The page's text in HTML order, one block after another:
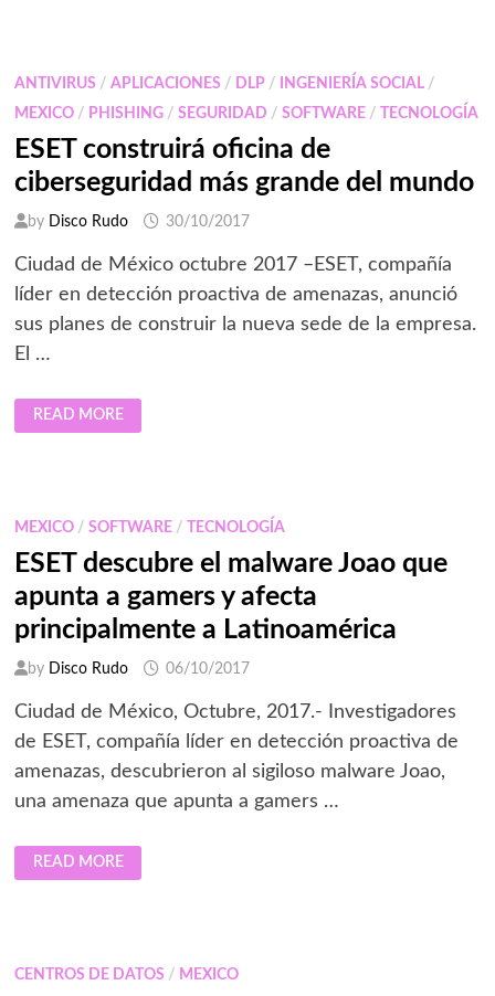
SUS
ANTIVIRUS / APLICACIONES / DLP/ INGENIERÍA SOCIAL/
MEXICO/ PHISHING/ SEGURIDAD / SOFTWARE/ TECNOLOGÍA
ESET construirá oficina de
ciberseguridad más grande del mundo
by Disco Rudo 30/10/2017
Ciudad de México octubre 2017 –ESET, compañía
líder en detección proactiva de amenazas, anunció
sus planes de construir la nueva sede de la empresa.
El …
ESET
CONSTRUIRÁ
OFICINA
MUNDO
READ MORE
MEXICO/ SOFTWARE/ TECNOLOGÍA
ESET descubre el malware Joao que
apunta a gamers y afecta
principalmente a Latinoamérica
by Disco Rudo 06/10/2017
Ciudad de México, Octubre, 2017.- Investigadores
de ESET, compañía líder en detección proactiva de
amenazas, descubrieron al sigiloso malware Joao,
una amenaza que apunta a gamers …
ESET
DESCUBRE
EL
GAMERS
READ MORE
CENTROS DE DATOS / MEXICO